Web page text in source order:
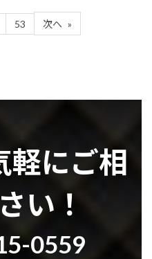
53 次へ »
軽にご相
い！
0559